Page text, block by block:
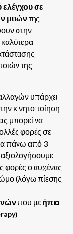
ελέγχου σε
μυώντης
στην
καλύτερα
της
υπάρχει
κινητοποίηση
μπορεί να
φορές σε
πάνω από 3
φορές ο αυχένας
ώμο (λόγω πίεσης
που με ήπια